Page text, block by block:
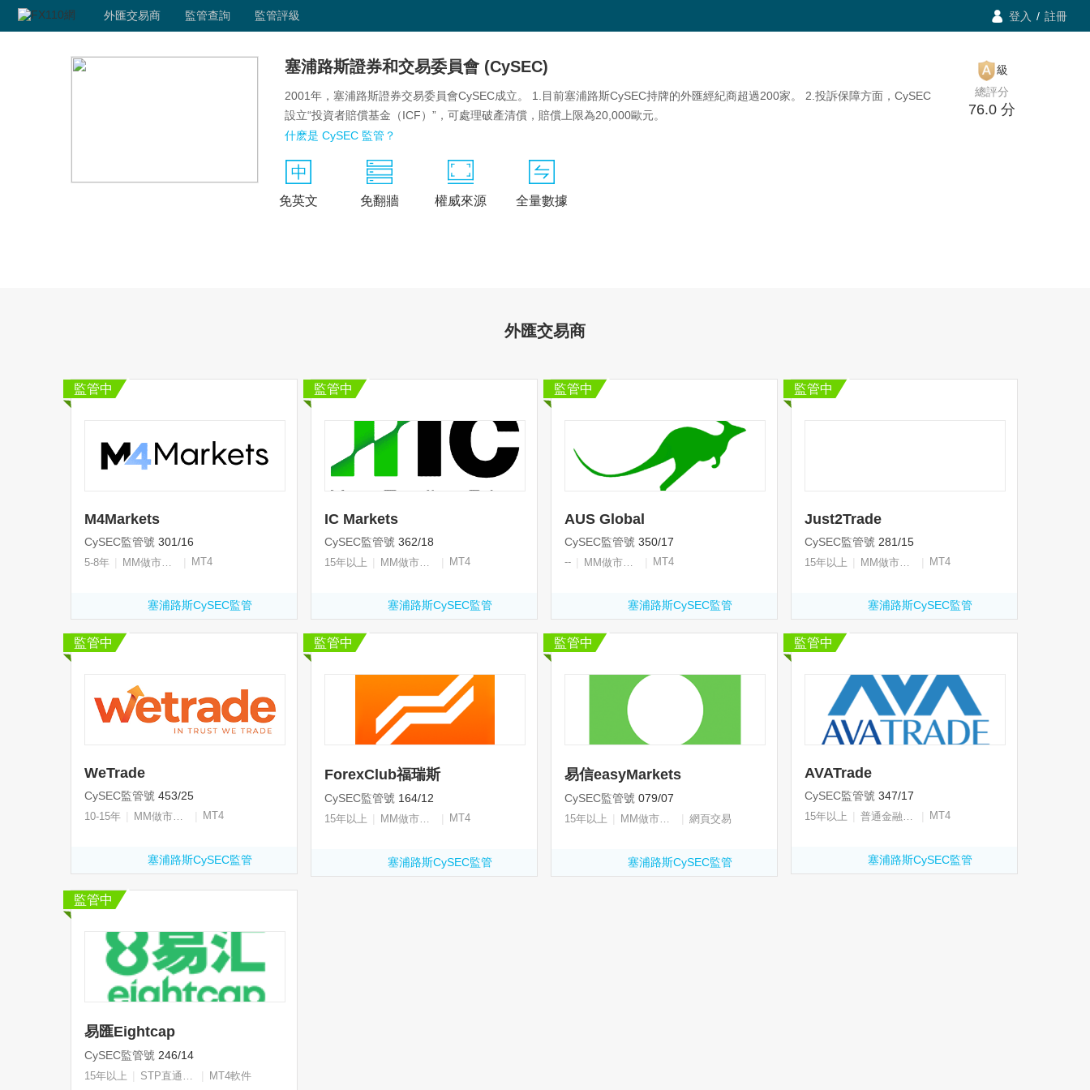
外匯交易商 監管查詢 監管評級  登入 / 註冊
塞浦路斯證券和交易委員會 (CySEC)
2001年，塞浦路斯證券交易委員會CySEC成立。 1.目前塞浦路斯CySEC持牌的外匯經紀商超過200家。 2.投訴保障方面，CySEC
設立“投資者賠償基金（ICF）”，可處理破產清償，賠償上限為20,000歐元。
什麽是 CySEC 監管？
免英文 免翻牆 權威來源 全量數據
級
總評分
76.0 分
外匯交易商
監管中
M4Markets
CySEC監管號 301/16
5-8年 MM做市商牌照 MT4
塞浦路斯CySEC監管
監管中
IC Markets
CySEC監管號 362/18
15年以上 MM做市商牌照 MT4
塞浦路斯CySEC監管
監管中
AUS Global
CySEC監管號 350/17
-- MM做市商牌照 MT4
塞浦路斯CySEC監管
監管中
Just2Trade
CySEC監管號 281/15
15年以上 MM做市商牌照 MT4
塞浦路斯CySEC監管
監管中
WeTrade
CySEC監管號 453/25
10-15年 MM做市商牌照 MT4
塞浦路斯CySEC監管
監管中
ForexClub福瑞斯
CySEC監管號 164/12
15年以上 MM做市商牌照 MT4
塞浦路斯CySEC監管
監管中
易信easyMarkets
CySEC監管號 079/07
15年以上 MM做市商牌照 網頁交易
塞浦路斯CySEC監管
監管中
AVATrade
CySEC監管號 347/17
15年以上 普通金融牌照 MT4
塞浦路斯CySEC監管
監管中
易匯Eightcap
CySEC監管號 246/14
15年以上 MT4軟件